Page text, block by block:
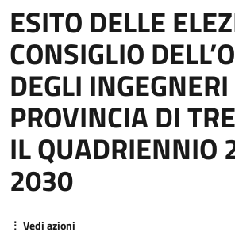
PROFESSIONE
AGGIORNAMENTO PROFESSIONALE
ESITO DELLE
CONSIGLIO
DEGLI
PROVINCIA DI
IL QUADRIENNIO
2030
⋮ Vedi azioni